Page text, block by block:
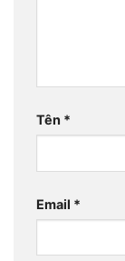
Tên *
Email *